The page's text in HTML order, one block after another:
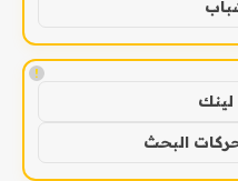
!
لينك
البحث